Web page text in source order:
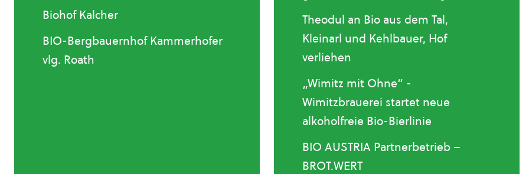
Biohof Kalcher
BIO-Bergbauernhof Kammerhofer
vlg. Roath
Theodul an Bio aus dem Tal,
Kleinarl und Kehlbauer, Hof
verliehen
„Wimitz mit Ohne“ -
Wimitzbrauerei startet neue
alkoholfreie Bio-Bierlinie
BIO AUSTRIA Partnerbetrieb –
BROT.WERT